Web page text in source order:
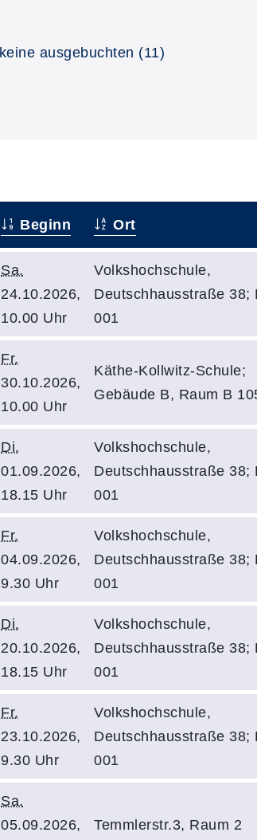
keine ausgebuchten (11)
Beginn Ort
Sa.
24.10.2026,
10.00 Uhr
Volkshochschule,
Deutschhausstraße 38;
001
Fr.
30.10.2026,
10.00 Uhr
Käthe-Kollwitz-Schule;
Gebäude B, Raum B
Di.
01.09.2026,
18.15 Uhr
Volkshochschule,
Deutschhausstraße 38;
001
Fr.
04.09.2026,
9.30 Uhr
Volkshochschule,
Deutschhausstraße 38;
001
Di.
20.10.2026,
18.15 Uhr
Volkshochschule,
Deutschhausstraße 38;
001
Fr.
23.10.2026,
9.30 Uhr
Volkshochschule,
Deutschhausstraße 38;
001
Sa.
05.09.2026,
Temmlerstr.3, Raum 2